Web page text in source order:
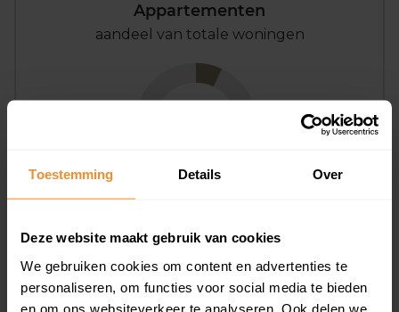
Toestemming Details Over
Deze website maakt gebruik van cookies
We gebruiken cookies om content en advertenties te
personaliseren, om functies voor social media te bieden
en om ons websiteverkeer te analyseren. Ook delen we
Appartementen
aandeel van totale woningen